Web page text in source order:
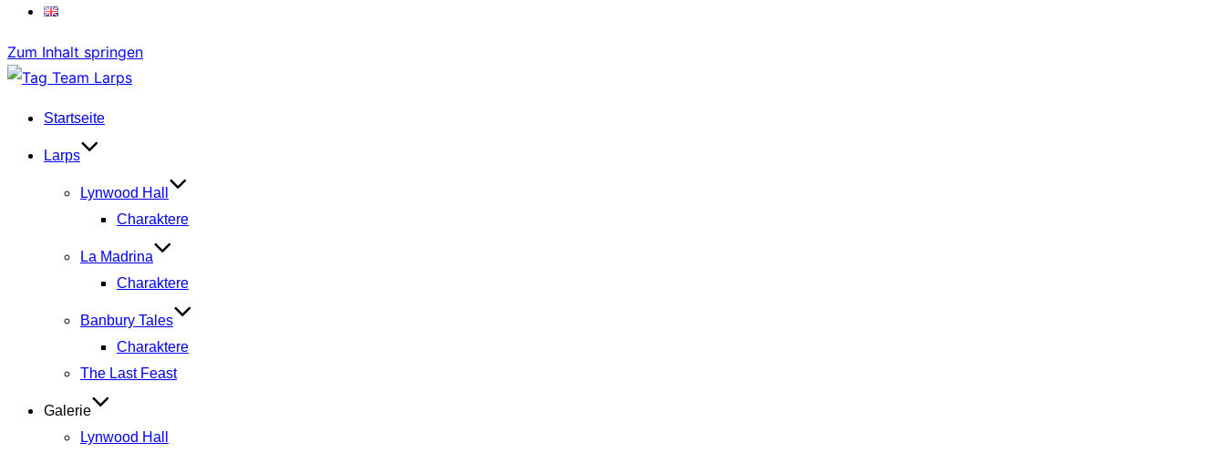
Zum Inhalt springen
Startseite
Larps
Lynwood Hall
Charaktere
La Madrina
Charaktere
Banbury Tales
Charaktere
The Last Feast
Galerie
Lynwood Hall